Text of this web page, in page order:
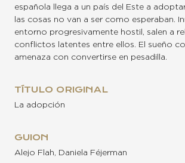
española llega a un país del Este a
las cosas no van a ser como esperaban.
entorno progresivamente hostil, salen a
conflictos latentes entre ellos. El sueño
amenaza con convertirse en pesadilla.
TÍTULO ORIGINAL
La adopción
GUION
Alejo Flah, Daniela Féjerman